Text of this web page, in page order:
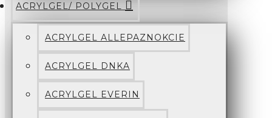
ACRYLGEL/ POLYGEL
ACRYLGEL ALLEPAZNOKCIE
ACRYLGEL DNKA
ACRYLGEL EVERIN